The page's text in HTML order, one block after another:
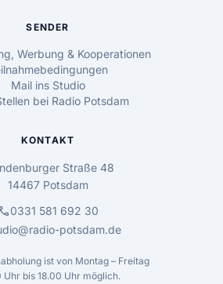
SENDER
Werbung & Kooperationen
Mail ins Studio
bei Radio Potsdam
KONTAKT
Straße 48
14467 Potsdam
call0331 581 692 30
potsdam.de
ist von Montag – Freitag
Uhr bis 18.00 Uhr möglich.